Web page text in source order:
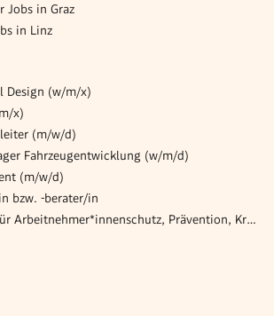
Jobs in Graz
in Linz
Design (w/m/x)
x)
(m/w/d)
Fahrzeugentwicklung (w/m/d)
(m/w/d)
bzw. -berater/in
Verantwortliche*r für Arbeitnehmer*innenschutz, Prävention, Krisen- und Notfallmanagement